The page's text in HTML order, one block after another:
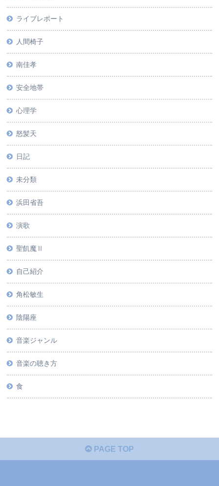
ライブレポート
人間椅子
南佳孝
安全地帯
心理学
怒髪天
日記
未分類
浜田省吾
演歌
聖飢魔Ⅱ
自己紹介
角松敏生
陰陽座
音楽ジャンル
音楽の聴き方
食
PAGE TOP